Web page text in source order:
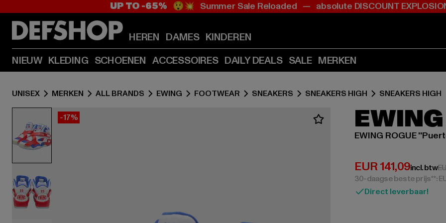
Ga
(Druk
op
Enter)
Ga
(Druk
op
Enter)
UP TO -65% 😲💥 Summer Sale Reloaded — absolute DISCOUNT
HEREN DAMES KINDEREN
NIEUW KLEDING SCHOENEN ACCESSOIRES DAILY DEALS SALE MERKEN
UNISEX MERKEN ALL BRANDS EWING FOOTWEAR SNEAKERS SNEAKERS HIGH SNEAKERS HIGH
-17% EWING
EWING ROGUE
EUR 141,09
Huidige prijs: EUR
incl. btw
30-daagse beste prijs**:
Direct leverbaar!